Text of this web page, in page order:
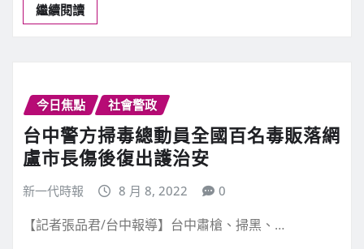
繼續閱讀
今日焦點 社會警政
台中警方掃毒總動員全國百名毒販落網
盧市長傷後復出護治安
新一代時報 8 月 8, 2022 0
【記者張品君/台中報導】台中肅槍、掃黑、…